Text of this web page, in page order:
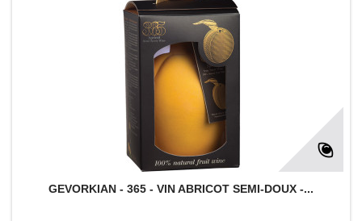
GEVORKIAN - 365 - VIN ABRICOT SEMI-DOUX -...